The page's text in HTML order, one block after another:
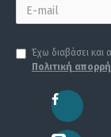
Έχω διαβάσει και
Πολιτική